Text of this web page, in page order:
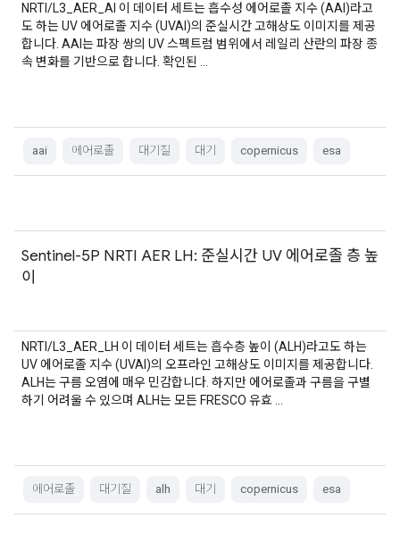
NRTI/L3_AER_AI 이 데이터 세트는 흡수성 에어로졸 지수 (AAI)라고
도 하는 UV 에어로졸 지수 (UVAI)의 준실시간 고해상도 이미지를 제공
합니다. AAI는 파장 쌍의 UV 스펙트럼 범위에서 레일리 산란의 파장 종
속 변화를 기반으로 합니다. 확인된 …
aai 에어로졸 대기질 대기 copernicus esa
Sentinel-5P NRTI AER LH: 준실시간 UV 에어로졸 층 높
이
NRTI/L3_AER_LH 이 데이터 세트는 흡수층 높이 (ALH)라고도 하는
UV 에어로졸 지수 (UVAI)의 오프라인 고해상도 이미지를 제공합니다.
ALH는 구름 오염에 매우 민감합니다. 하지만 에어로졸과 구름을 구별
하기 어려울 수 있으며 ALH는 모든 FRESCO 유효 …
에어로졸 대기질 alh 대기 copernicus esa